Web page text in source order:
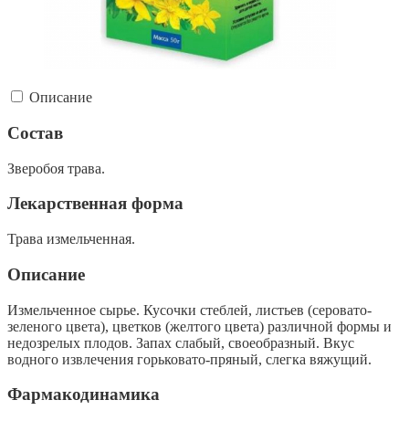
Описание
Состав
Зверобоя трава.
Лекарственная форма
Трава измельченная.
Описание
Измельченное сырье. Кусочки стеблей, листьев (серовато-
зеленого цвета), цветков (желтого цвета) различной формы и
недозрелых плодов. Запах слабый, своеобразный. Вкус
водного извлечения горьковато-пряный, слегка вяжущий.
Фармакодинамика